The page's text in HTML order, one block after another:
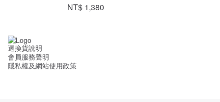
NT$ 1,380
退換貨說明
會員服務聲明
隱私權及網站使用政策